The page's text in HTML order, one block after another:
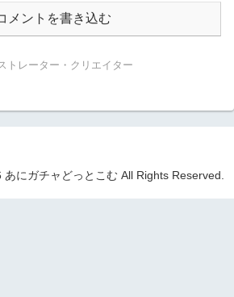
メントを書き込む
トレーター・クリエイター
にガチャどっとこむ All Rights Reserved.